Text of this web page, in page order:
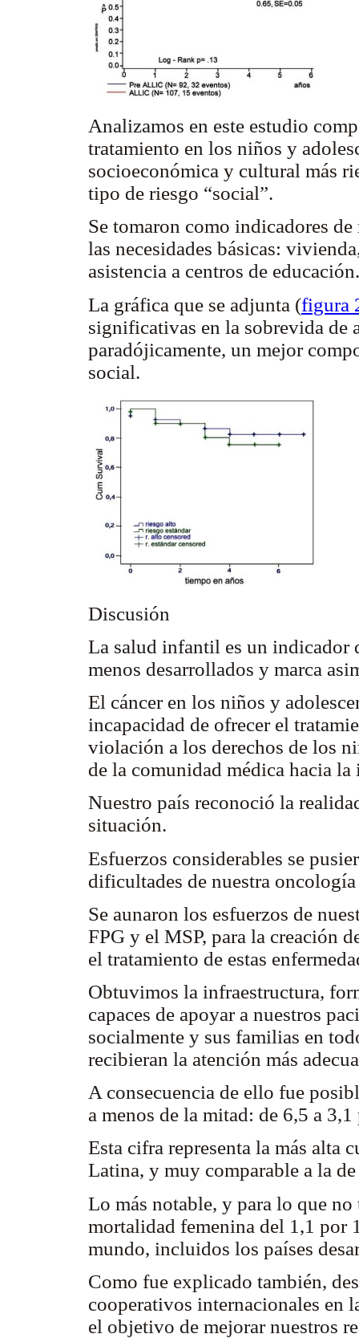
Analizamos en este estudio
tratamiento en los niños y
socioeconómica y cultural más
tipo de riesgo “social”.
Se tomaron como indicadores
las necesidades básicas:
asistencia a centros de
La gráfica que se adjunta (figura
significativas en la sobrevida de
paradójicamente, un mejor
social.
Discusión
La salud infantil es un indicador
menos desarrollados y marca
El cáncer en los niños y
incapacidad de ofrecer el
violación a los derechos de los
de la comunidad médica hacia
Nuestro país reconoció la
situación.
Esfuerzos considerables se
dificultades de nuestra
Se aunaron los esfuerzos de
FPG y el MSP, para la creación
el tratamiento de estas
Obtuvimos la infraestructura,
capaces de apoyar a nuestros
socialmente y sus familias en
recibieran la atención más
A consecuencia de ello fue
a menos de la mitad: de 6,5 a
Esta cifra representa la más alta
Latina, y muy comparable a la
Lo más notable, y para lo que
mortalidad femenina del 1,1 por
mundo, incluidos los países
Como fue explicado también,
cooperativos internacionales en
el objetivo de mejorar nuestros